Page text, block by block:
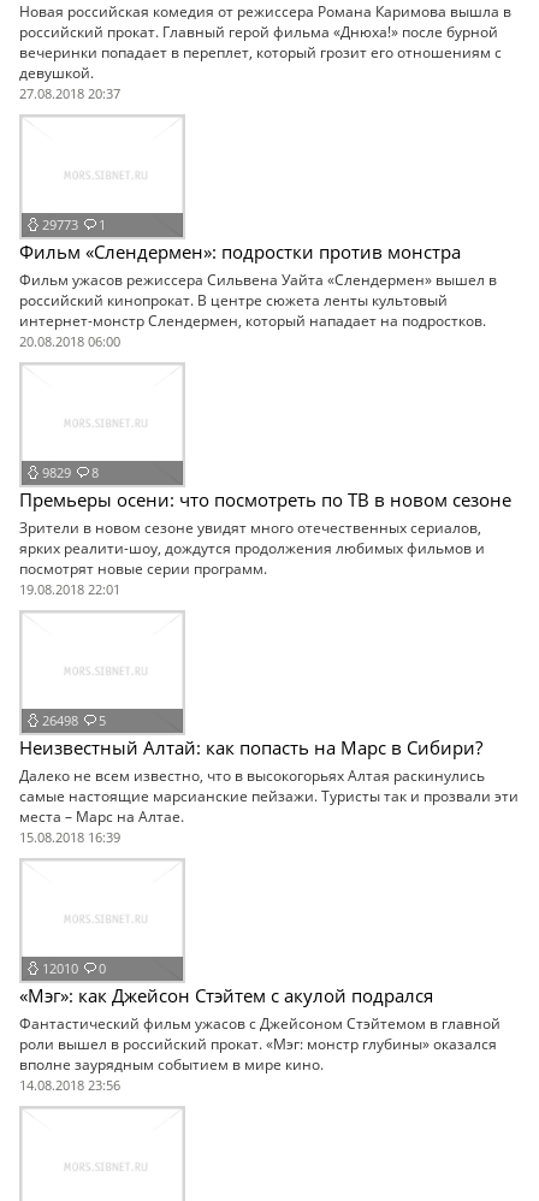
Новая российская комедия от режиссера Романа Каримова вышла в
российский прокат. Главный герой фильма «Днюха!» после бурной
вечеринки попадает в переплет, который грозит его отношениям с
девушкой.
27.08.2018 20:37
29773 1
Фильм «Слендермен»: подростки против монстра
Фильм ужасов режиссера Сильвена Уайта «Слендермен» вышел в
российский кинопрокат. В центре сюжета ленты культовый
интернет-монстр Слендермен, который нападает на подростков.
20.08.2018 06:00
9829 8
Премьеры осени: что посмотреть по ТВ в новом сезоне
Зрители в новом сезоне увидят много отечественных сериалов,
ярких реалити-шоу, дождутся продолжения любимых фильмов и
посмотрят новые серии программ.
19.08.2018 22:01
26498 5
Неизвестный Алтай: как попасть на Марс в Сибири?
Далеко не всем известно, что в высокогорьях Алтая раскинулись
самые настоящие марсианские пейзажи. Туристы так и прозвали эти
места – Марс на Алтае.
15.08.2018 16:39
12010 0
«Мэг»: как Джейсон Стэйтем с акулой подрался
Фантастический фильм ужасов с Джейсоном Стэйтемом в главной
роли вышел в российский прокат. «Мэг: монстр глубины» оказался
вполне заурядным событием в мире кино.
14.08.2018 23:56